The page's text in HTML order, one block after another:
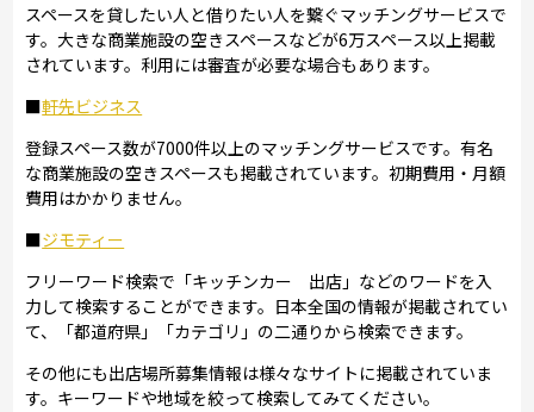
スペースを貸したい人と借りたい人を繋ぐマッチングサービスで
す。大きな商業施設の空きスペースなどが6万スペース以上掲載
されています。利用には審査が必要な場合もあります。
■軒先ビジネス
登録スペース数が7000件以上のマッチングサービスです。有名
な商業施設の空きスペースも掲載されています。初期費用・月額
費用はかかりません。
■ジモティー
フリーワード検索で「キッチンカー 出店」などのワードを入
力して検索することができます。日本全国の情報が掲載されてい
て、「都道府県」「カテゴリ」の二通りから検索できます。
その他にも出店場所募集情報は様々なサイトに掲載されていま
す。キーワードや地域を絞って検索してみてください。